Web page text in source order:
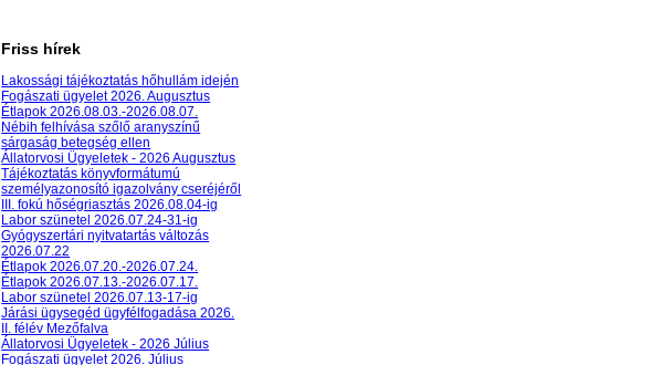
Friss hírek
Lakossági tájékoztatás hőhullám idején
Fogászati ügyelet 2026. Augusztus
Étlapok 2026.08.03.-2026.08.07.
Nébih felhívása szőlő aranyszínű
sárgaság betegség ellen
Állatorvosi Ügyeletek - 2026 Augusztus
Tájékoztatás könyvformátumú
személyazonosító igazolvány cseréjéről
III. fokú hőségriasztás 2026.08.04-ig
Labor szünetel 2026.07.24-31-ig
Gyógyszertári nyitvatartás változás
2026.07.22
Étlapok 2026.07.20.-2026.07.24.
Étlapok 2026.07.13.-2026.07.17.
Labor szünetel 2026.07.13-17-ig
Járási ügysegéd ügyfélfogadása 2026.
II. félév Mezőfalva
Állatorvosi Ügyeletek - 2026 Július
Fogászati ügyelet 2026. Július